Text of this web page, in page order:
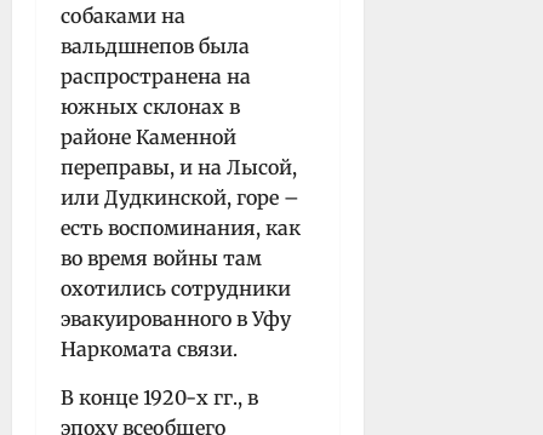
собаками на
вальдшнепов была
распространена на
южных склонах в
районе Каменной
переправы, и на Лысой,
или Дудкинской, горе –
есть воспоминания, как
во время войны там
охотились сотрудники
эвакуированного в Уфу
Наркомата связи.
В конце 1920-х гг., в
эпоху всеобщего